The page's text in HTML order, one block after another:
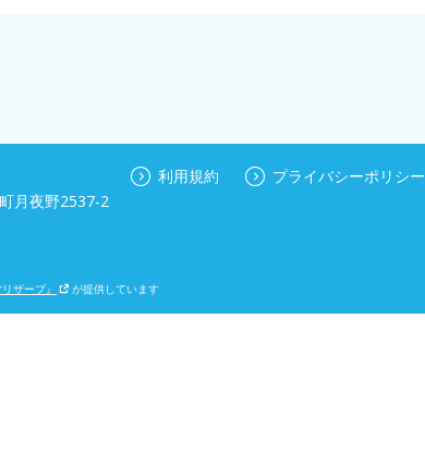
月夜野2537-2
利用規約 プライバシーポリシー
ザーブ』 が提供しています